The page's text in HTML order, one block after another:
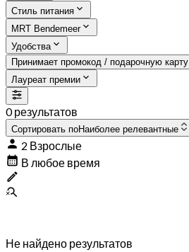
Стиль питания
MRT Bendemeer
Удобства
Принимает промокод / подарочную карту
Лауреат премии
0 результатов
Сортировать поНаиболее релевантные
2 Взрослые
В любое время
Не найдено результатов